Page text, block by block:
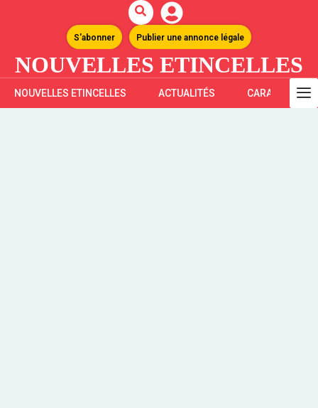
S'abonner Publier une annonce légale
NOUVELLES ETINCELLES
NOUVELLES ETINCELLES ACTUALITÉS CARAÏBES